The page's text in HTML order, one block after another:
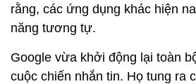
rằng, các ứng dụng khác hiện
năng tương tự.
Google vừa khởi động lại toàn
cuộc chiến nhắn tin. Họ tung ra